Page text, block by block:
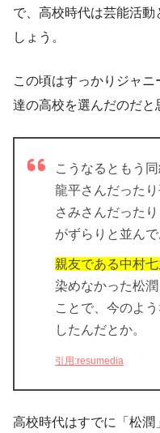
で、高校時代は芸能活
しょう。
この頃はすっかりジャ
達の高校を選んだのだと
こうなるともう
龍平さんだった
さみさんだったり
がずらりと並んで
親友である中村
染めなかった松
ことで、今のよ
したんだとか。
引用:resumedia
高校時代はすでに「松潤